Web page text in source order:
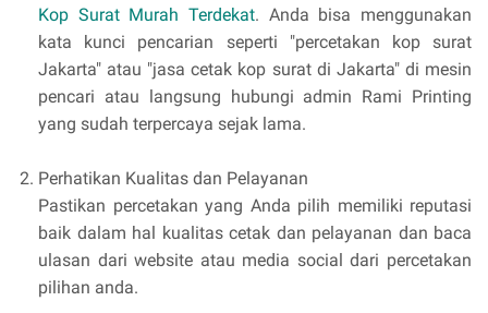
Kop Surat Murah Terdekat. Anda bisa menggunakan
kata kunci pencarian seperti "percetakan kop surat
Jakarta" atau "jasa cetak kop surat di Jakarta" di mesin
pencari atau langsung hubungi admin Rami Printing
yang sudah terpercaya sejak lama.
Perhatikan Kualitas dan Pelayanan
Pastikan percetakan yang Anda pilih memiliki reputasi
baik dalam hal kualitas cetak dan pelayanan dan baca
ulasan dari website atau media social dari percetakan
pilihan anda.